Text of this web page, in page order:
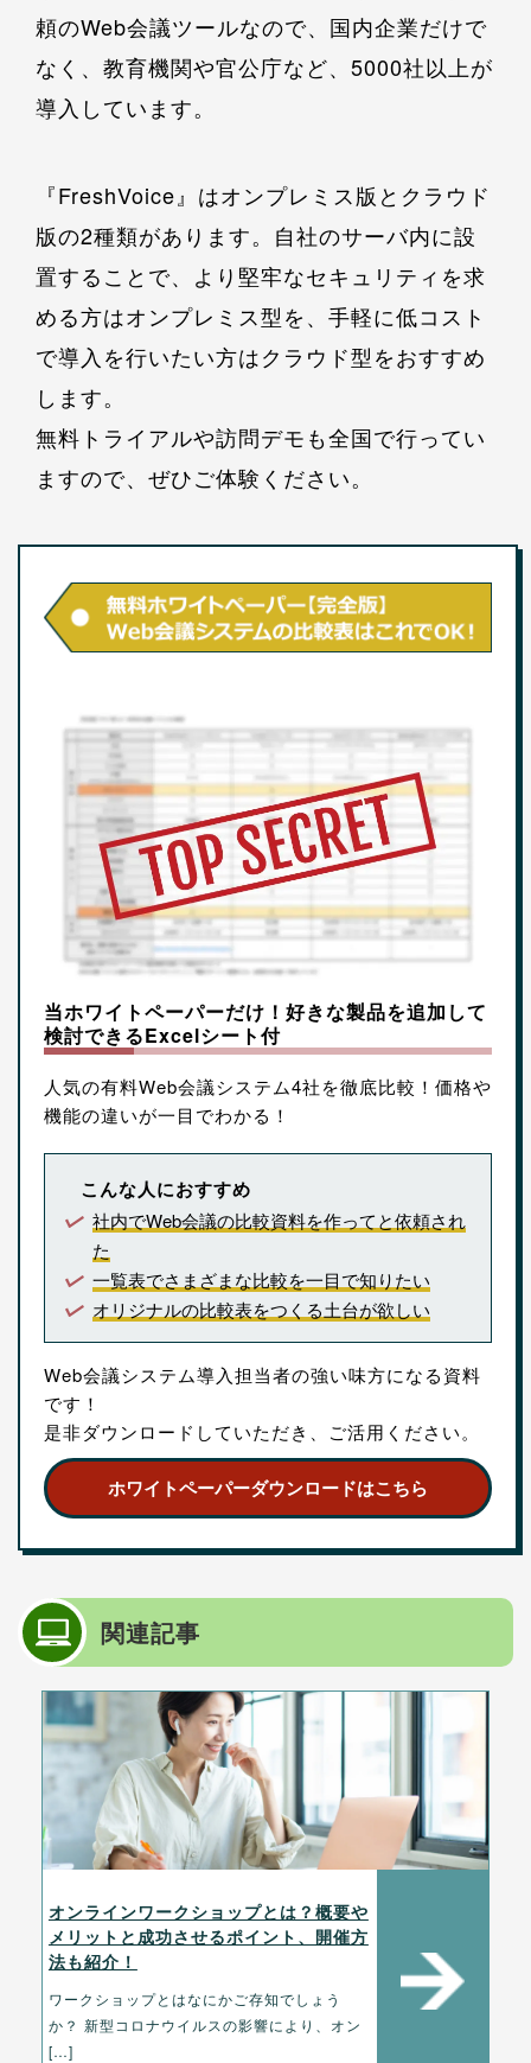
頼のWeb会議ツールなので、国内企業だけで
なく、教育機関や官公庁など、5000社以上が
導入しています。
『FreshVoice』はオンプレミス版とクラウド
版の2種類があります。自社のサーバ内に設
置することで、より堅牢なセキュリティを求
める方はオンプレミス型を、手軽に低コスト
で導入を行いたい方はクラウド型をおすすめ
します。
無料トライアルや訪問デモも全国で行ってい
ますので、ぜひご体験ください。
当ホワイトペーパーだけ！好きな製品を追加して
検討できるExcelシート付
人気の有料Web会議システム4社を徹底比較！価格や
機能の違いが一目でわかる！
こんな人におすすめ
社内でWeb会議の比較資料を作ってと依頼され
た
一覧表でさまざまな比較を一目で知りたい
オリジナルの比較表をつくる土台が欲しい
Web会議システム導入担当者の強い味方になる資料
です！
是非ダウンロードしていただき、ご活用ください。
ホワイトペーパーダウンロードはこちら
関連記事
オンラインワークショップとは？概要や
メリットと成功させるポイント、開催方
法も紹介！
ワークショップとはなにかご存知でしょう
か？ 新型コロナウイルスの影響により、オン
[…]